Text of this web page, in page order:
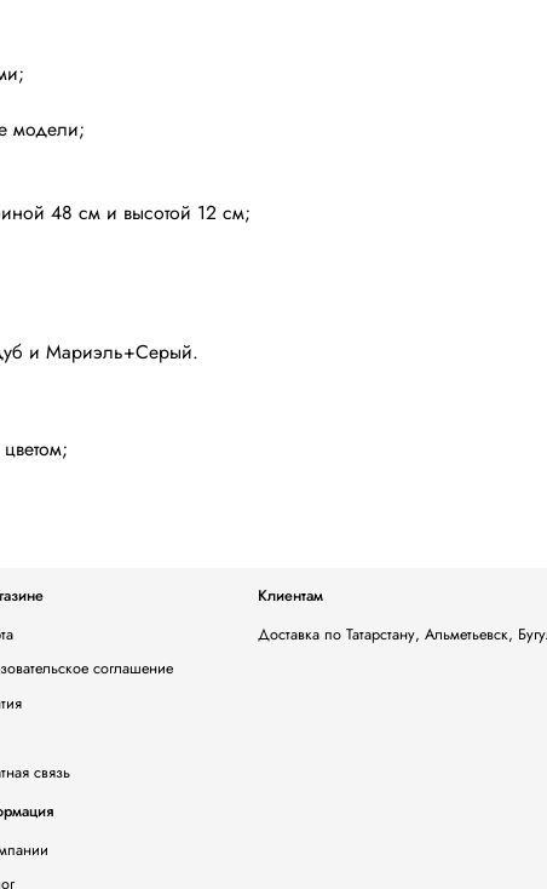
модели;
48 см и высотой 12 см;
и Мариэль+Серый.
соглашение
связь
Клиентам
Доставка по Татарстану, Альметьевск,